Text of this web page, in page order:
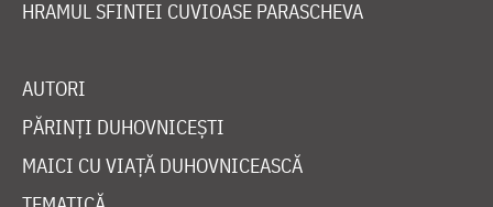
HRAMUL SFINTEI CUVIOASE PARASCHEVA
AUTORI
PĂRINȚI DUHOVNICEȘTI
MAICI CU VIAȚĂ DUHOVNICEASCĂ